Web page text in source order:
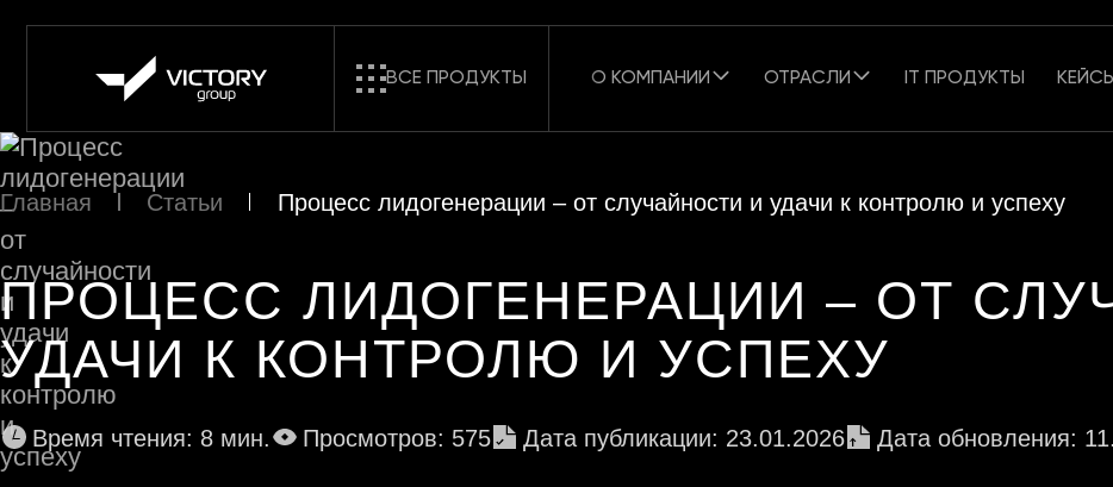
ВСЕ ПРОДУКТЫ О КОМПАНИИ ОТРАСЛИ IT ПРОДУКТЫ КЕЙСЫ
Главная Статьи Процесс лидогенерации – от случайности и удачи к контролю и успеху
ПРОЦЕСС ЛИДОГЕНЕРАЦИИ – ОТ
УДАЧИ К КОНТРОЛЮ И УСПЕХУ
Время чтения: 8 мин. Просмотров: 575 Дата публикации: 23.01.2026
Дата обновления: